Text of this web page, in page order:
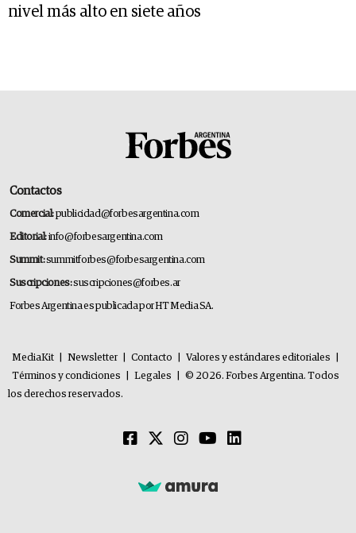
nivel más alto en siete años
Contactos
Comercial:publicidad@forbesargentina.com
Editorial:info@forbesargentina.com
Summit:summitforbes@forbesargentina.com
Suscripciones:suscripciones@forbes.ar
Forbes Argentina es publicada por HT Media SA.
MediaKit Newsletter Contacto Valores y estándares editoriales
Términos y condiciones
Legales
© 2026. Forbes Argentina. Todos
los derechos reservados.